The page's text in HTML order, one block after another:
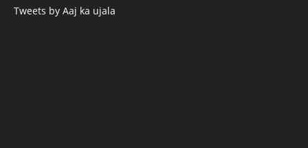
Tweets by Aaj ka ujala